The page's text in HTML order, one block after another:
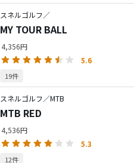
スネルゴルフ／
MY TOUR BALL
4,356円
5.6
19件
スネルゴルフ／MTB
MTB RED
4,536円
5.3
12件